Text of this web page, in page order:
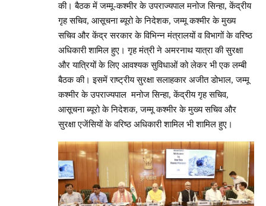
की। बैठक में जम्मू-कश्मीर के उपराज्यपाल मनोज सिन्हा, केंद्रीय
गृह सचिव, आसूचना ब्यूरो के निदेशक, जम्मू कश्मीर के मुख्य
सचिव और केंद्र सरकार के विभिन्न मंत्रालयों व विभागों के वरिष्ठ
अधिकारी शामिल हुए। गृह मंत्री ने अमरनाथ यात्रा की सुरक्षा
और यात्रियों के लिए आवश्यक सुविधाओं को लेकर भी एक लम्बी
बैठक की। इसमें राष्ट्रीय सुरक्षा सलाहकार अजीत डोभाल, जम्मू
कश्मीर के उपराज्यपाल मनोज सिन्हा, केंद्रीय गृह सचिव,
आसूचना ब्यूरो के निदेशक, जम्मू कश्मीर के मुख्य सचिव और
सुरक्षा एजेंसियों के वरिष्ठ अधिकारी शामिल भी शामिल हुए।